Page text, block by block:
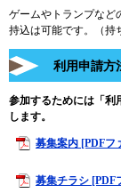
ゲームやトランプなど
持込は可能です。（持
利用申請方
参加するためには「利
します。
募集案内 [PDFフ
募集チラシ [PDF